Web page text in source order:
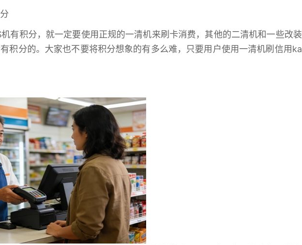
有积分，就一定要使用正规的一清机来刷卡消费，其他的二清机和一些改装
积分的。大家也不要将积分想象的有多么难，只要用户使用一清机刷信用ka